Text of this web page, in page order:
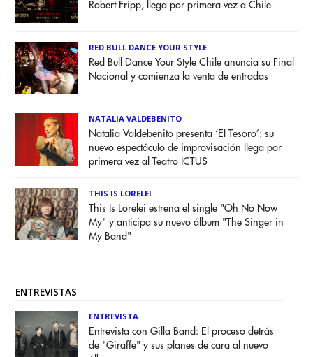
Robert Fripp, llega por primera vez a Chile
RED BULL DANCE YOUR STYLE
Red Bull Dance Your Style Chile anuncia su Final
Nacional y comienza la venta de entradas
NATALIA VALDEBENITO
Natalia Valdebenito presenta ‘El Tesoro’: su
nuevo espectáculo de improvisación llega por
primera vez al Teatro ICTUS
THIS IS LORELEI
This Is Lorelei estrena el single "Oh No Now
My" y anticipa su nuevo álbum "The Singer in
My Band"
ENTREVISTAS
ENTREVISTA
Entrevista con Gilla Band: El proceso detrás
de "Giraffe" y sus planes de cara al nuevo